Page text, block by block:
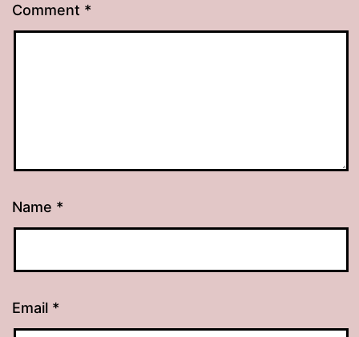
Comment *
Name *
Email *